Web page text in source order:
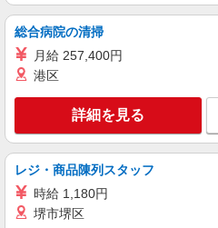
山梨県甲府市
キープ
株式会社アスカ 八王子支店（
介護老人保健施
時給 1,300円
力により考慮 交
■介護老人
老人保健施設）
総合病院の清掃
月給 257,400円
港区
詳細を見る
レジ・商品陳列スタッフ
時給 1,180円
堺市堺区